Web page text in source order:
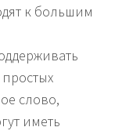
к большим
простых
слово,
иметь